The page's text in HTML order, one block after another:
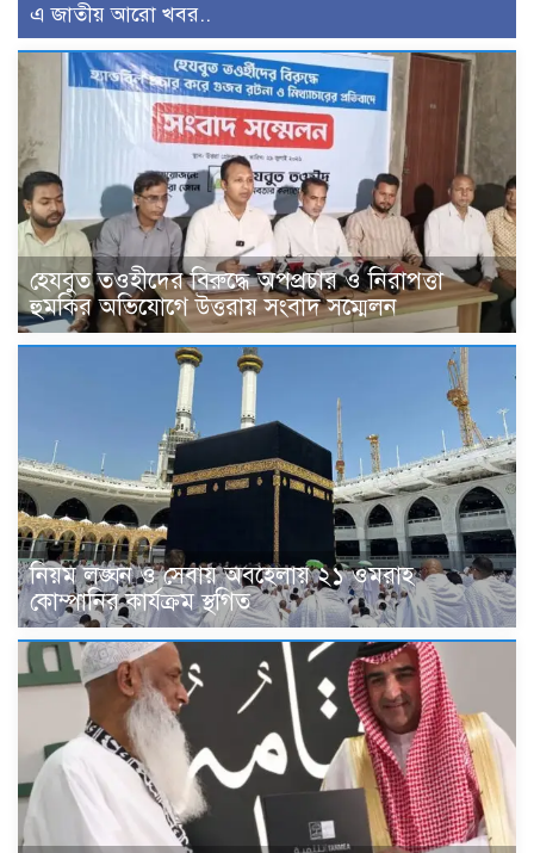
এ জাতীয় আরো খবর..
হেযবুত তওহীদের বিরুদ্ধে অপপ্রচার ও নিরাপত্তা
হুমকির অভিযোগে উত্তরায় সংবাদ সম্মেলন
নিয়ম লঙ্ঘন ও সেবায় অবহেলায় ২১ ওমরাহ
কোম্পানির কার্যক্রম স্থগিত